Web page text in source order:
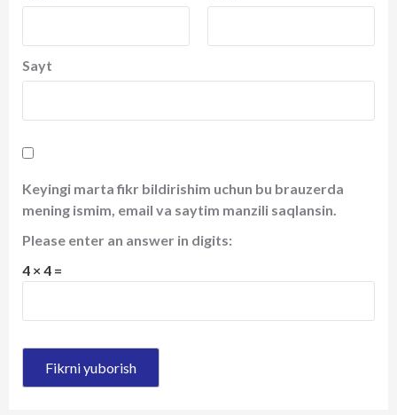
Sayt
Keyingi marta fikr bildirishim uchun bu brauzerda
mening ismim, email va saytim manzili saqlansin.
Please enter an answer in digits:
4 × 4 =